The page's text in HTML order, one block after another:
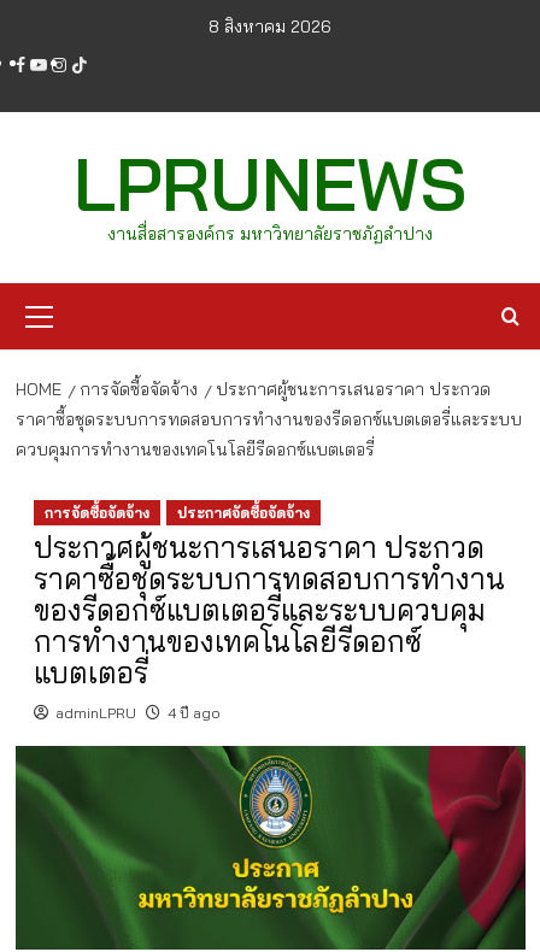
content
8 สิงหาคม 2026
facebook
youtube
instagram
tiktok
LPRUNEWS
งานสื่อสารองค์กร มหาวิทยาลัยราชภัฏลำปาง
Menu
HOME การจัดซื้อจัดจ้าง
ประกาศผู้ชนะการเสนอราคา ประกวด
ราคาซื้อชุดระบบการทดสอบการทำงานของรีดอกซ์แบตเตอรี่และระบบ
ควบคุมการทำงานของเทคโนโลยีรีดอกซ์แบตเตอรี่
การจัดซื้อจัดจ้าง ประกาศจัดซื้อจัดจ้าง
ประกาศผู้ชนะการเสนอราคา ประกวด
ราคาซื้อชุดระบบการทดสอบการทำงาน
ของรีดอกซ์แบตเตอรี่และระบบควบคุม
การทำงานของเทคโนโลยีรีดอกซ์
แบตเตอรี่
adminLPRU 4 ปี ago